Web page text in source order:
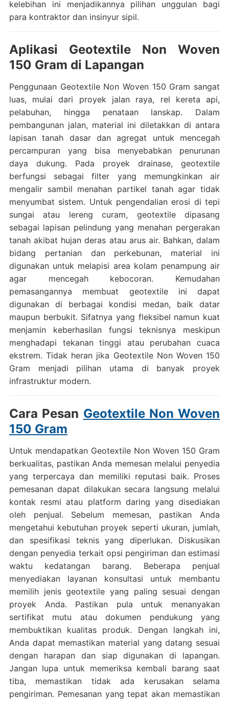
kelebihan ini menjadikannya pilihan unggulan bagi
para kontraktor dan insinyur sipil.
Aplikasi Geotextile Non Woven
150 Gram di Lapangan
Penggunaan Geotextile Non Woven 150 Gram sangat
luas, mulai dari proyek jalan raya, rel kereta api,
pelabuhan, hingga penataan lanskap. Dalam
pembangunan jalan, material ini diletakkan di antara
lapisan tanah dasar dan agregat untuk mencegah
percampuran yang bisa menyebabkan penurunan
daya dukung. Pada proyek drainase, geotextile
berfungsi sebagai filter yang memungkinkan air
mengalir sambil menahan partikel tanah agar tidak
menyumbat sistem. Untuk pengendalian erosi di tepi
sungai atau lereng curam, geotextile dipasang
sebagai lapisan pelindung yang menahan pergerakan
tanah akibat hujan deras atau arus air. Bahkan, dalam
bidang pertanian dan perkebunan, material ini
digunakan untuk melapisi area kolam penampung air
agar mencegah kebocoran. Kemudahan
pemasangannya membuat geotextile ini dapat
digunakan di berbagai kondisi medan, baik datar
maupun berbukit. Sifatnya yang fleksibel namun kuat
menjamin keberhasilan fungsi teknisnya meskipun
menghadapi tekanan tinggi atau perubahan cuaca
ekstrem. Tidak heran jika Geotextile Non Woven 150
Gram menjadi pilihan utama di banyak proyek
infrastruktur modern.
Cara Pesan Geotextile Non Woven
150 Gram
Untuk mendapatkan Geotextile Non Woven 150 Gram
berkualitas, pastikan Anda memesan melalui penyedia
yang terpercaya dan memiliki reputasi baik. Proses
pemesanan dapat dilakukan secara langsung melalui
kontak resmi atau platform daring yang disediakan
oleh penjual. Sebelum memesan, pastikan Anda
mengetahui kebutuhan proyek seperti ukuran, jumlah,
dan spesifikasi teknis yang diperlukan. Diskusikan
dengan penyedia terkait opsi pengiriman dan estimasi
waktu kedatangan barang. Beberapa penjual
menyediakan layanan konsultasi untuk membantu
memilih jenis geotextile yang paling sesuai dengan
proyek Anda. Pastikan pula untuk menanyakan
sertifikat mutu atau dokumen pendukung yang
membuktikan kualitas produk. Dengan langkah ini,
Anda dapat memastikan material yang datang sesuai
dengan harapan dan siap digunakan di lapangan.
Jangan lupa untuk memeriksa kembali barang saat
tiba, memastikan tidak ada kerusakan selama
pengiriman. Pemesanan yang tepat akan memastikan